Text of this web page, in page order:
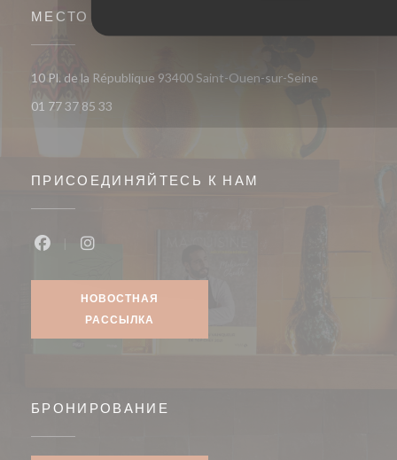
МЕСТО
10 Pl. de la République 93400 Saint-Ouen-sur-Seine
01 77 37 85 33
ПРИСОЕДИНЯЙТЕСЬ К НАМ
НОВОСТНАЯ
РАССЫЛКА
БРОНИРОВАНИЕ